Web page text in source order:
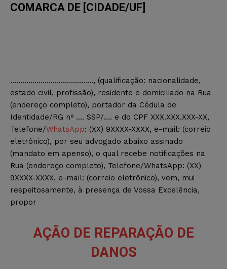
COMARCA DE [CIDADE/UF]
………………………………….., (qualificação: nacionalidade,
estado civil, profissão), residente e domiciliado na Rua
(endereço completo), portador da Cédula de
Identidade/RG nº …. SSP/…. e do CPF XXX.XXX.XXX-XX,
Telefone/WhatsApp: (XX) 9XXXX-XXXX, e-mail: (correio
eletrônico), por seu advogado abaixo assinado
(mandato em apenso), o qual recebe notificações na
Rua (endereço completo), Telefone/WhatsApp: (XX)
9XXXX-XXXX, e-mail: (correio eletrônico), vem, mui
respeitosamente, à presença de Vossa Excelência,
propor
AÇÃO DE REPARAÇÃO DE
DANOS